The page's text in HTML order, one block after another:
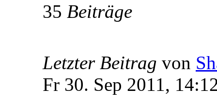
35 Beiträge
Letzter Beitrag von
Fr 30. Sep 2011,